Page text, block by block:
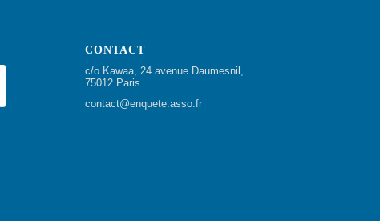
CONTACT
c/o Kawaa, 24 avenue Daumesnil,
75012 Paris
contact@enquete.asso.fr